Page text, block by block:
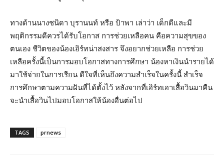
ทางด้านนางชนิดา บุรานนท์ หรือ ป้าพา เล่าว่า เด็กดีและมี
พฤติกรรมดีควรได้รับโอกาส การช่วยเหลือคน คือความสุขของ
ตนเอง ชีวิตของน้องเอิร์ทน่าสงสาร จึงอยากช่วยเหลือ การช่วย
เหลือครั้งนี้เป็นการมอบโอกาสทางการศึกษา น้องหาเงินนำรายได้
มาใช้จ่ายในการเรียน ดีใจที่เห็นถึงความสำเร็จในครั้งนี้ สำเร็จ
การศึกษาตามความฝันที่ได้ตั้งไว้ หลังจากที่เอิร์ทเอาเสื้อวินมาคืน
จะนำเสื้อวินไปมอบโอกาสให้น้องอื่นต่อไป
TAGS prnews